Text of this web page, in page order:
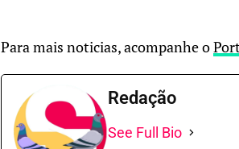
Para mais noticias, acompanhe o
Redação
See Full Bio